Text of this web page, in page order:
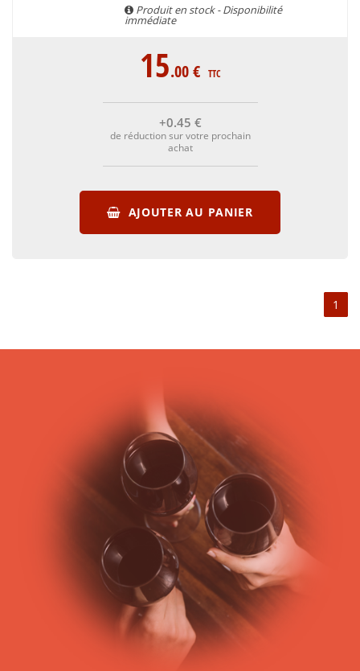
Produit en stock - Disponibilité
immédiate
15.00€ TTC
+0.45 €
de réduction sur votre prochain
achat
AJOUTER AU PANIER
1